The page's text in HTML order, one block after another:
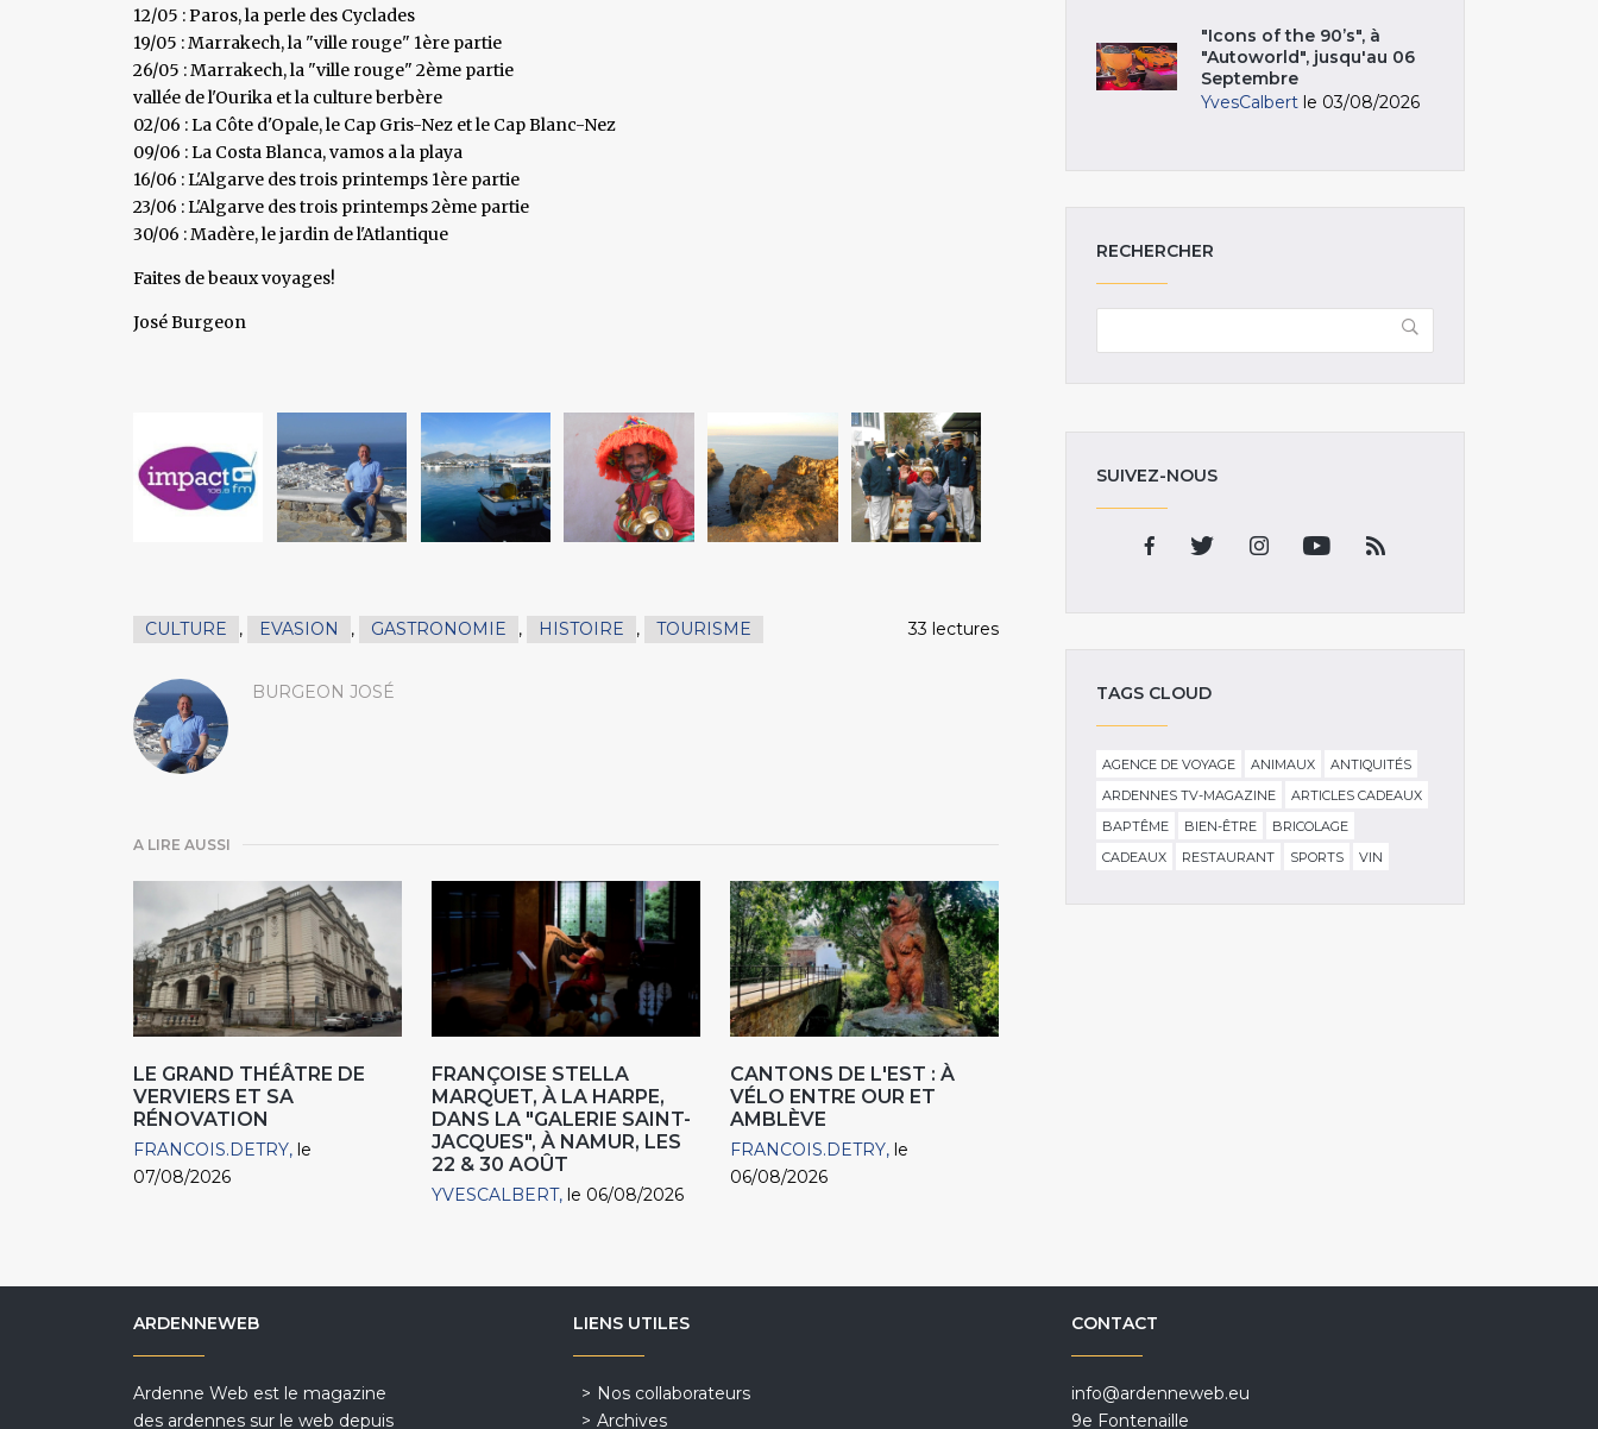
12/05 : Paros, la perle des Cyclades
19/05 : Marrakech, la "ville rouge" 1ère partie
26/05 : Marrakech, la "ville rouge" 2ème partie
vallée de l'Ourika et la culture berbère
02/06 : La Côte d'Opale, le Cap Gris-Nez et le Cap Blanc-Nez
09/06 : La Costa Blanca, vamos a la playa
16/06 : L'Algarve des trois printemps 1ère partie
23/06 : L'Algarve des trois printemps 2ème partie
30/06 : Madère, le jardin de l'Atlantique
Faites de beaux voyages!
José Burgeon
CULTURE , EVASION , GASTRONOMIE , HISTOIRE , TOURISME 33 lectures
BURGEON JOSÉ
A LIRE AUSSI
LE GRAND THÉÂTRE DE
VERVIERS ET SA
RÉNOVATION
FRANCOIS.DETRY le
07/08/2026
FRANÇOISE STELLA
MARQUET, À LA HARPE,
DANS LA "GALERIE SAINT-
JACQUES", À NAMUR, LES
22 & 30 AOÛT
YVESCALBERT le 06/08/2026
CANTONS DE L'EST : À
VÉLO ENTRE OUR ET
AMBLÈVE
FRANCOIS.DETRY le
06/08/2026
"Icons of the 90’s", à
"Autoworld", jusqu'au 06
Septembre
YvesCalbert le 03/08/2026
RECHERCHER
SUIVEZ-NOUS
TAGS CLOUD
AGENCE DE VOYAGE ANIMAUX
ANTIQUITÉS
ARDENNES TV-MAGAZINE
ARTICLES CADEAUX
BAPTÊME
BIEN-ÊTRE
BRICOLAGE
CADEAUX
RESTAURANT SPORTS VIN
ARDENNEWEB
Ardenne Web est le magazine
des ardennes sur le web depuis
LIENS UTILES
Nos collaborateurs
Archives
CONTACT
info@ardenneweb.eu
9e Fontenaille